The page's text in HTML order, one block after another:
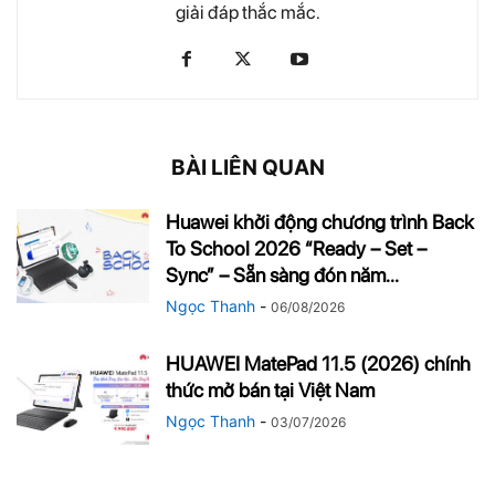
giải đáp thắc mắc.
BÀI LIÊN QUAN
Huawei khởi động chương trình Back
To School 2026 “Ready – Set –
Sync” – Sẵn sàng đón năm...
Ngọc Thanh - 06/08/2026
HUAWEI MatePad 11.5 (2026) chính
thức mở bán tại Việt Nam
Ngọc Thanh - 03/07/2026